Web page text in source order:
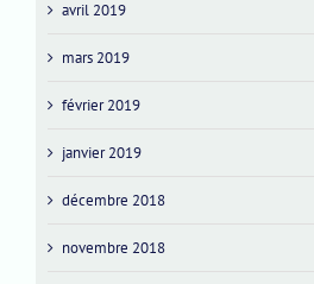
avril 2019
mars 2019
février 2019
janvier 2019
décembre 2018
novembre 2018